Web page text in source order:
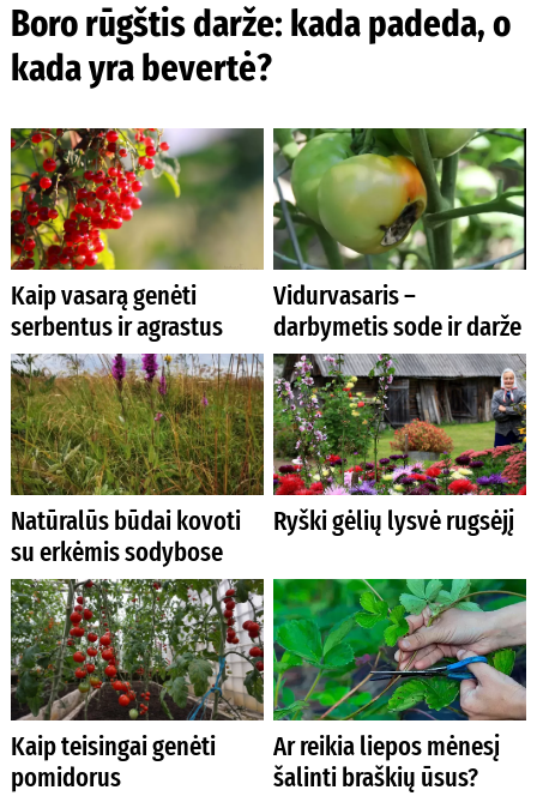
Boro rūgštis darže: kada padeda, o
kada yra bevertė?
Kaip vasarą genėti
serbentus ir agrastus
Vidurvasaris –
darbymetis sode ir darže
Natūralūs būdai kovoti
su erkėmis sodybose
Ryški gėlių lysvė rugsėjį
Kaip teisingai genėti
pomidorus
Ar reikia liepos mėnesį
šalinti braškių ūsus?